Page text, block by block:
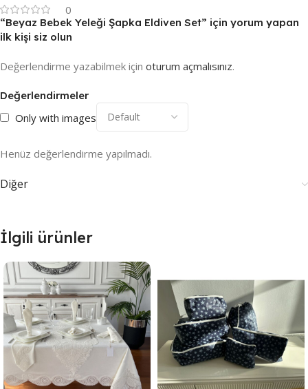
0
Değerlendirmeler
Only with images
Henüz değerlendirme yapılmadı.
“Beyaz Bebek Yeleği Şapka Eldiven Set” için yorum yapan
ilk kişi siz olun
Değerlendirme yazabilmek için oturum açmalısınız.
Diğer
İlgili ürünler